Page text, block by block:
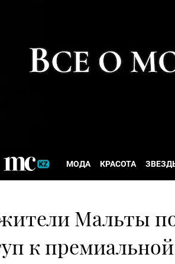
МОДА КРАСОТА
Мальты
к